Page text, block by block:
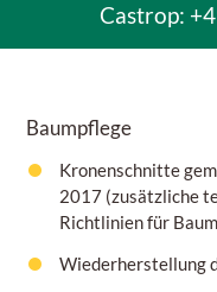
Castrop:
Baumpflege
Kronenschnitte
2017 (zusätzliche
Richtlinien für
Wiederherstellung